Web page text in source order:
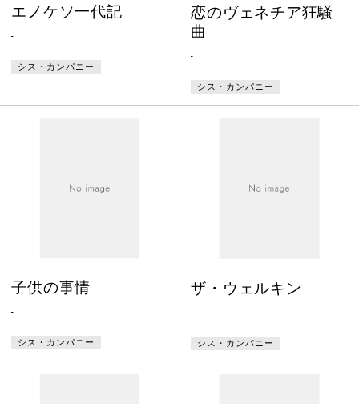
エノケソ一代記
-
シス・カンパニー
恋のヴェネチア狂騒
曲
-
シス・カンパニー
子供の事情
-
シス・カンパニー
ザ・ウェルキン
-
シス・カンパニー